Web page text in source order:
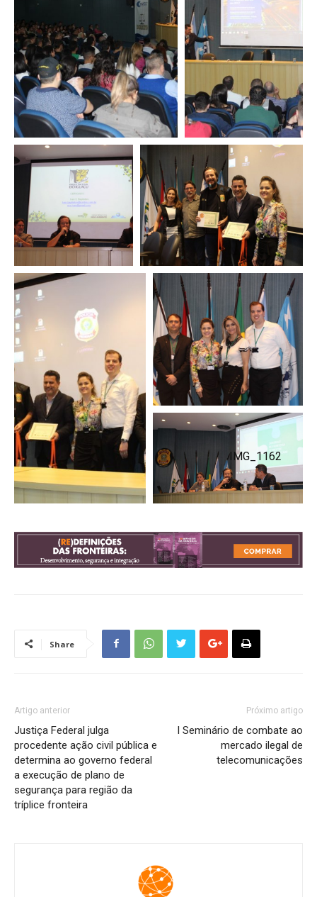
IMG_1162
Share
Artigo anterior
Justiça Federal julga
procedente ação civil pública e
determina ao governo federal
a execução de plano de
segurança para região da
tríplice fronteira
Próximo artigo
I Seminário de combate ao
mercado ilegal de
telecomunicações